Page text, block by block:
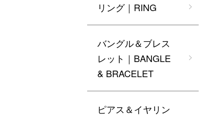
リング｜RING
バングル＆ブレス
レット｜BANGLE
& BRACELET
ピアス＆イヤリン